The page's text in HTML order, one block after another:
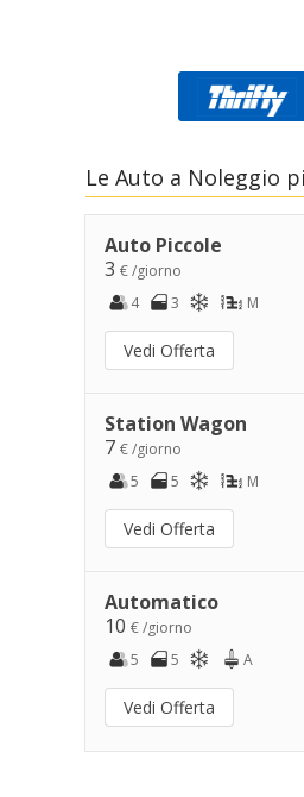
Le Auto a Noleggio
Auto Piccole
3 € /giorno
4
3 M
Vedi Offerta
Station Wagon
7 € /giorno
5
5 M
Vedi Offerta
Automatico
10 € /giorno
5
5 A
Vedi Offerta